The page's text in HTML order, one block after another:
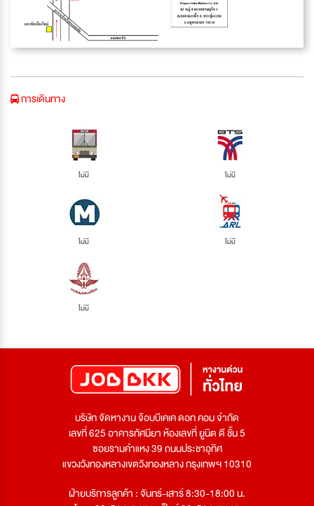
การเดินทาง
ไม่มี ไม่มี
ไม่มี ไม่มี
ไม่มี
บริษัท จัดหางาน จ๊อบบีเคเค ดอท คอม จำกัด
เลขที่ 625 อาคารทัศนียา ห้องเลขที่ ยูนิต ดี ชั้น 5
ซอยรามคำแหง 39 ถนนประชาอุทิศ
แขวงวังทองหลางเขตวังทองหลาง กรุงเทพฯ 10310
ฝ่ายบริการลูกค้า : จันทร์-เสาร์ 8:30-18:00 น.